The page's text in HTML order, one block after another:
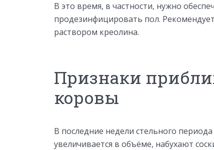
В это время, в частности, нужно
продезинфицировать пол.
раствором креолина.
Признаки
коровы
В последние недели стельного
увеличивается в объёме, набухают